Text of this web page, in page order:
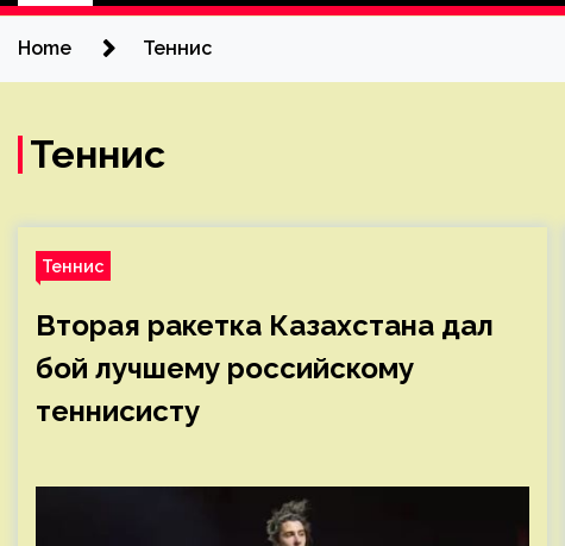
Home Теннис
Теннис
Теннис
Вторая ракетка Казахстана дал
бой лучшему российскому
теннисисту